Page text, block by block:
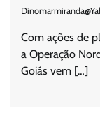
Com ações de
a Operação
Goiás vem […]